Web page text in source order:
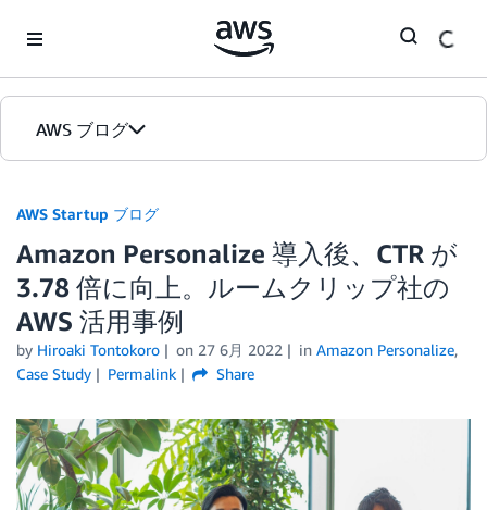
AWS ブログ
カテゴリ
エディション
AWS Startup ブログ
Amazon Personalize 導入後、CTR が
3.78 倍に向上。ルームクリップ社の
AWS 活用事例
by Hiroaki Tontokoro on 27 6月 2022 in Amazon Personalize,
Case Study
Permalink Share